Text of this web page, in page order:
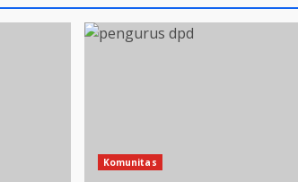
Komunitas